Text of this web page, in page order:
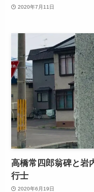
2020年7月11日
高橋常四郎翁碑と岩
行士
2020年6月19日